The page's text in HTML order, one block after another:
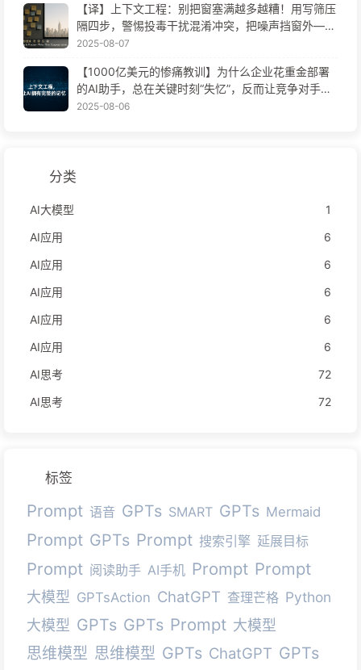
【译】上下文工程：别把窗塞满越多越糟！用写筛压
隔四步，警惕投毒干扰混淆冲突，把噪声挡窗外——
慢慢学AI170
2025-08-07
【1000亿美元的惨痛教训】为什么企业花重金部署
的AI助手，总在关键时刻“失忆”，反而让竞争对手实
现90%性能提升？——慢慢学AI169
2025-08-06
分类
AI大模型
1
AI应用
6
AI应用
6
AI应用
6
AI应用
6
AI应用
6
AI思考
72
AI思考
72
标签
Prompt 语音 GPTs SMART GPTs Mermaid
Prompt GPTs Prompt 搜索引擎 延展目标
Prompt 阅读助手 AI手机 Prompt Prompt
大模型 GPTsAction ChatGPT 查理芒格 Python
大模型 GPTs GPTs Prompt 大模型
思维模型 思维模型 GPTs ChatGPT GPTs